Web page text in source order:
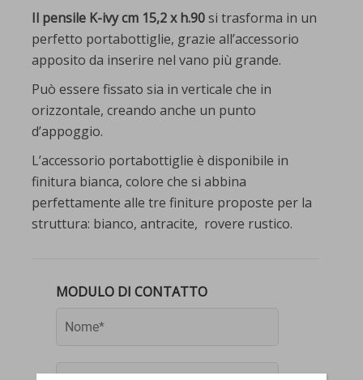
Il pensile K-ivy cm 15,2 x h.90si trasforma in un
perfetto portabottiglie, grazie all’accessorio
apposito da inserire nel vano più grande.
Può essere fissato sia in verticale che in
orizzontale, creando anche un punto
d’appoggio.
L’accessorio portabottiglie è disponibile in
finitura bianca, colore che si abbina
perfettamente alle tre finiture proposte per la
struttura: bianco, antracite, rovere rustico.
MODULO DI CONTATTO